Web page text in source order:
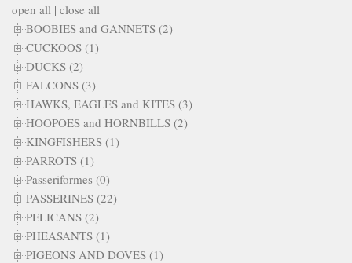
open all | close all
BOOBIES and GANNETS (2)
CUCKOOS (1)
DUCKS (2)
FALCONS (3)
HAWKS, EAGLES and KITES (3)
HOOPOES and HORNBILLS (2)
KINGFISHERS (1)
PARROTS (1)
Passeriformes (0)
PASSERINES (22)
PELICANS (2)
PHEASANTS (1)
PIGEONS AND DOVES (1)